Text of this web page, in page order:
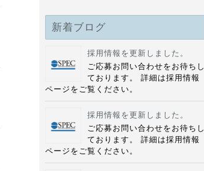
新着ブログ
採用情報を更新しました。
ご応募お問い合わせをお待ちし
ております。 詳細は採用情報
ページをご覧ください。
採用情報を更新しました。
ご応募お問い合わせをお待ちし
ております。 詳細は採用情報
ページをご覧ください。